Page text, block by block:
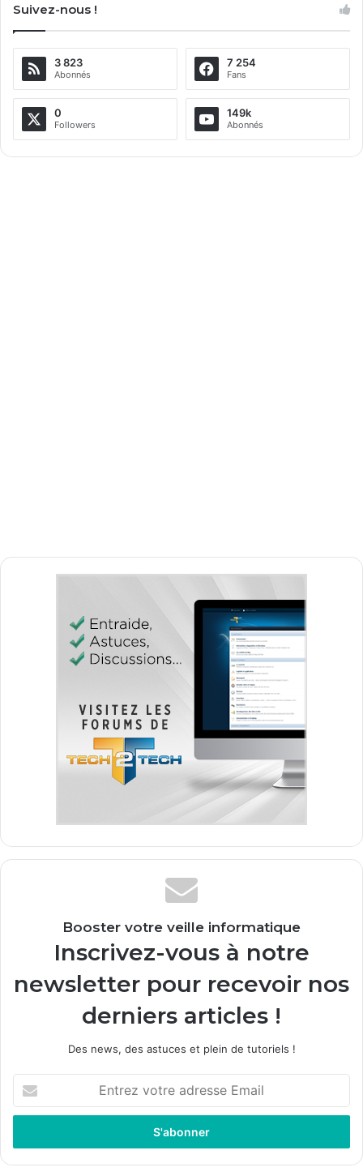
Suivez-nous !
3 823
Abonnés
7 254
Fans
0
Followers
149k
Abonnés
Booster votre veille informatique
Inscrivez-vous à notre
newsletter pour recevoir nos
derniers articles !
Des news, des astuces et plein de tutoriels !
t
e
z